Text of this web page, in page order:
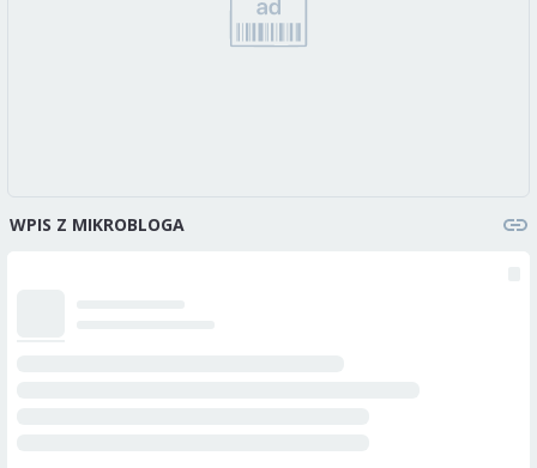
WPIS Z MIKROBLOGA